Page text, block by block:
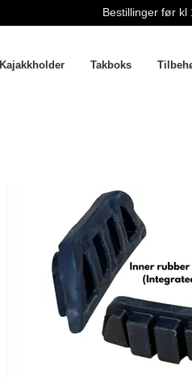
Bestillinger før kl
Kajakkholder Takboks